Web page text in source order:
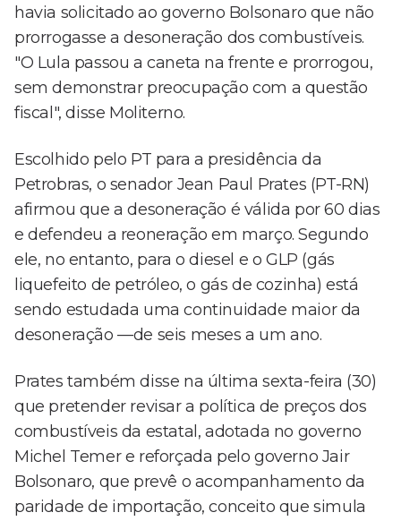
havia solicitado ao governo Bolsonaro que não
prorrogasse a desoneração dos combustíveis.
"O Lula passou a caneta na frente e prorrogou,
sem demonstrar preocupação com a questão
fiscal", disse Moliterno.
Escolhido pelo PT para a presidência da
Petrobras, o senador Jean Paul Prates (PT-RN)
afirmou que a desoneração é válida por 60 dias
e defendeu a reoneração em março. Segundo
ele, no entanto, para o diesel e o GLP (gás
liquefeito de petróleo, o gás de cozinha) está
sendo estudada uma continuidade maior da
desoneração —de seis meses a um ano.
Prates também disse na última sexta-feira (30)
que pretender revisar a política de preços dos
combustíveis da estatal, adotada no governo
Michel Temer e reforçada pelo governo Jair
Bolsonaro, que prevê o acompanhamento da
paridade de importação, conceito que simula